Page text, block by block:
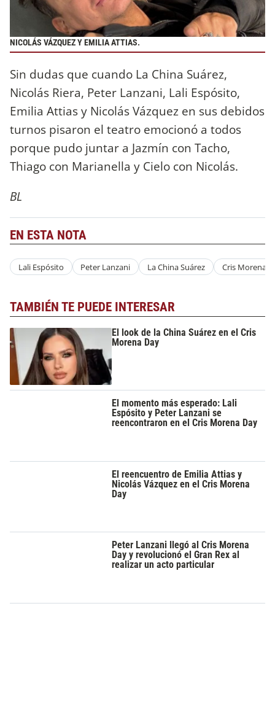
NICOLÁS VÁZQUEZ Y EMILIA ATTIAS.
Sin dudas que cuando La China Suárez,
Nicolás Riera, Peter Lanzani, Lali Espósito,
Emilia Attias y Nicolás Vázquez en sus debidos
turnos pisaron el teatro emocionó a todos
porque pudo juntar a Jazmín con Tacho,
Thiago con Marianella y Cielo con Nicolás.
BL
EN ESTA NOTA
Lali Espósito Peter Lanzani La China Suárez Cris Morena
TAMBIÉN TE PUEDE INTERESAR
El look de la China Suárez en el Cris
Morena Day
El momento más esperado: Lali
Espósito y Peter Lanzani se
reencontraron en el Cris Morena Day
El reencuentro de Emilia Attias y
Nicolás Vázquez en el Cris Morena
Day
Peter Lanzani llegó al Cris Morena
Day y revolucionó el Gran Rex al
realizar un acto particular